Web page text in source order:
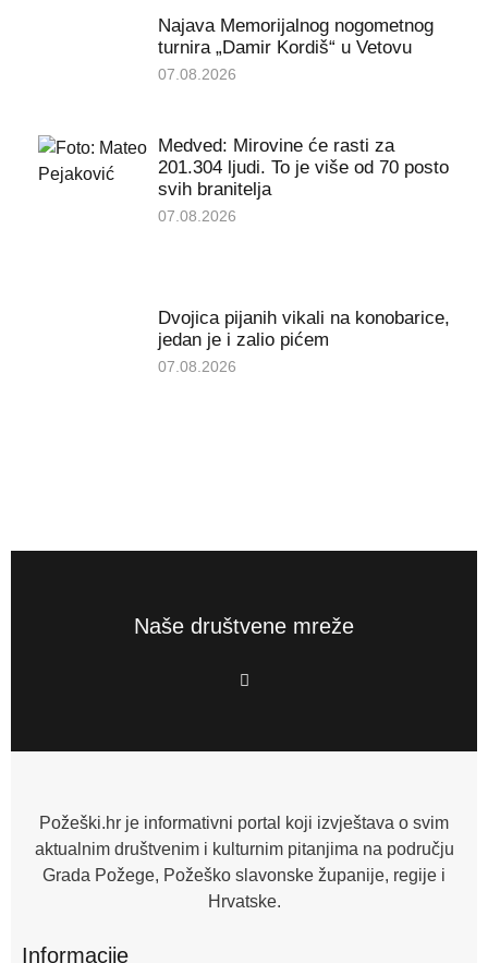
Najava Memorijalnog nogometnog
turnira „Damir Kordiš“ u Vetovu
07.08.2026
Medved: Mirovine će rasti za
201.304 ljudi. To je više od 70 posto
svih branitelja
07.08.2026
Dvojica pijanih vikali na konobarice,
jedan je i zalio pićem
07.08.2026
Naše društvene mreže
F
a
o
f
Požeški.hr je informativni portal koji izvještava o svim
aktualnim društvenim i kulturnim pitanjima na području
Grada Požege, Požeško slavonske županije, regije i
Hrvatske.
Informacije